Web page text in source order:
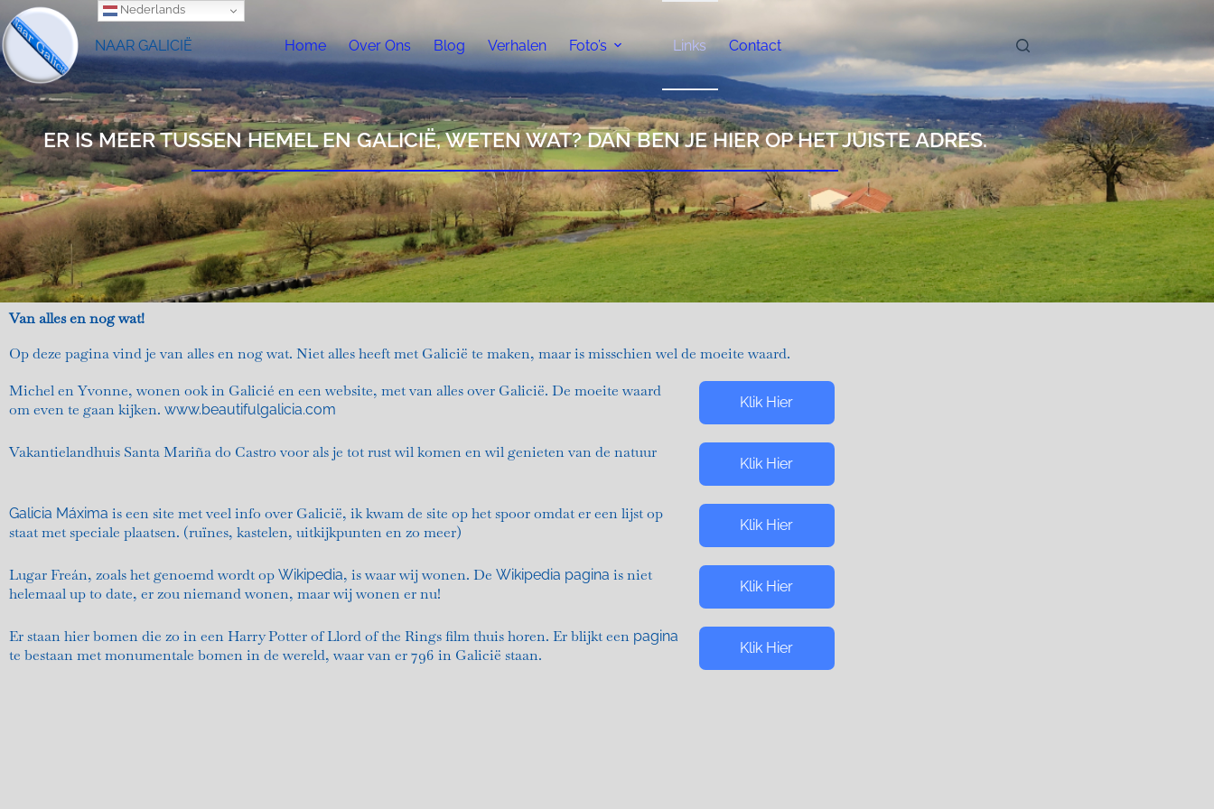
NAAR GALICIË Home Over Ons Blog Verhalen Foto’s Links Contact
ER IS MEER TUSSEN HEMEL EN GALICIË, WETEN WAT? DAN BEN JE HIER OP HET JUISTE ADRES.
Van alles en nog wat!
Op deze pagina vind je van alles en nog wat. Niet alles heeft met Galicië te maken, maar is misschien wel de moeite waard.
Michel en Yvonne, wonen ook in Galicié en een website, met van alles over Galicië. De moeite waard
om even te gaan kijken. www.beautifulgalicia.com Klik Hier
Vakantielandhuis Santa Mariña do Castro voor als je tot rust wil komen en wil genieten van de natuur
Klik Hier
Galicia Máxima is een site met veel info over Galicië, ik kwam de site op het spoor omdat er een lijst op
staat met speciale plaatsen. (ruïnes, kastelen, uitkijkpunten en zo meer)
Klik Hier
Lugar Freán, zoals het genoemd wordt op Wikipedia, is waar wij wonen. De Wikipedia pagina is niet
helemaal up to date, er zou niemand wonen, maar wij wonen er nu!
Klik Hier
Er staan hier bomen die zo in een Harry Potter of Llord of the Rings film thuis horen. Er blijkt een pagina
te bestaan met monumentale bomen in de wereld, waar van er 796 in Galicië staan. Klik Hier
Nederlands